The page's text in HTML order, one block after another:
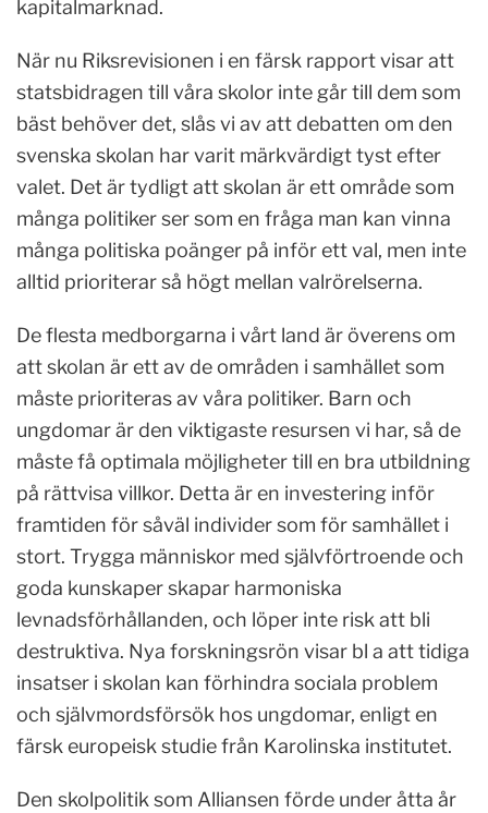
kapitalmarknad.
När nu Riksrevisionen i en färsk rapport visar att
statsbidragen till våra skolor inte går till dem som
bäst behöver det, slås vi av att debatten om den
svenska skolan har varit märkvärdigt tyst efter
valet. Det är tydligt att skolan är ett område som
många politiker ser som en fråga man kan vinna
många politiska poänger på inför ett val, men inte
alltid prioriterar så högt mellan valrörelserna.
De flesta medborgarna i vårt land är överens om
att skolan är ett av de områden i samhället som
måste prioriteras av våra politiker. Barn och
ungdomar är den viktigaste resursen vi har, så de
måste få optimala möjligheter till en bra utbildning
på rättvisa villkor. Detta är en investering inför
framtiden för såväl individer som för samhället i
stort. Trygga människor med självförtroende och
goda kunskaper skapar harmoniska
levnadsförhållanden, och löper inte risk att bli
destruktiva. Nya forskningsrön visar bl a att tidiga
insatser i skolan kan förhindra sociala problem
och självmordsförsök hos ungdomar, enligt en
färsk europeisk studie från Karolinska institutet.
Den skolpolitik som Alliansen förde under åtta år